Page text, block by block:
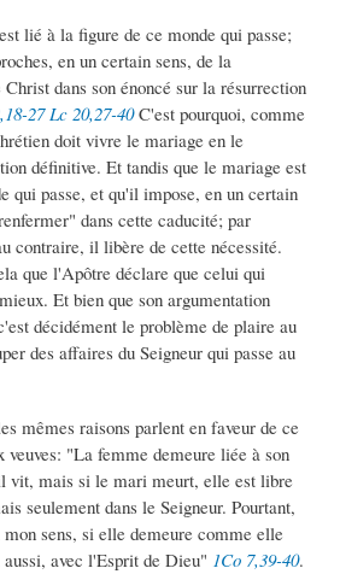
lié à la figure de ce monde qui passe;
en un certain sens, de la
dans son énoncé sur la résurrection
27Lc 20,27-40C'est pourquoi, comme
doit vivre le mariage en le
définitive. Et tandis que le mariage est
qui passe, et qu'il impose, en un certain
dans cette caducité; par
contraire, il libère de cette nécessité.
que l'Apôtre déclare que celui qui
Et bien que son argumentation
décidément le problème de plaire au
des affaires du Seigneur qui passe au
mêmes raisons parlent en faveur de ce
"La femme demeure liée à son
vit, mais si le mari meurt, elle est libre
seulement dans le Seigneur. Pourtant,
sens, si elle demeure comme elle
avec l'Esprit de Dieu" 1Co 7,39-40.